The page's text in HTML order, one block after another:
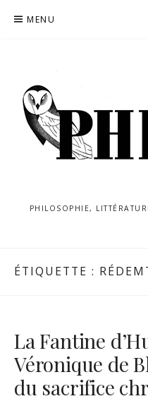
MENU
PHILOSOPHIE,
ÉTIQUETTE :
La Fantine
Véronique de
du sacrifice